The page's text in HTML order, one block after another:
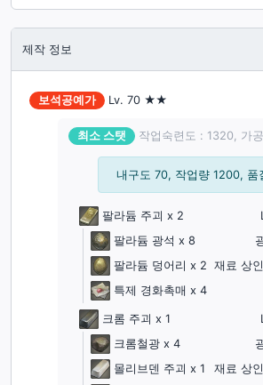
제작 정보
보석공예가 Lv. 70 ★★
최소 스탯 작업숙련도 : 1320, 가
내구도 70, 작업량 1200,
팔라듐 주괴 x 2
팔라듐 광석 x 8
팔라듐 덩어리 x 2 재료 상
특제 경화촉매 x 4
크롬 주괴 x 1
크롬철광 x 4
몰리브덴 주괴 x 1
재료 상